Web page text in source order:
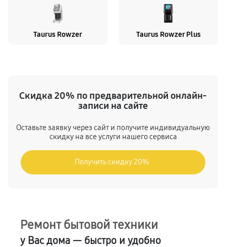
Taurus Rowzer Taurus Rowzer Plus
Скидка 20% по предварительной онлайн-
записи на сайте
Оставьте заявку через сайт и получите индивидуальную
скидку на все услуги нашего сервиса
Получить скидку 20%
Ремонт бытовой техники
у Вас дома — быстро и удобно